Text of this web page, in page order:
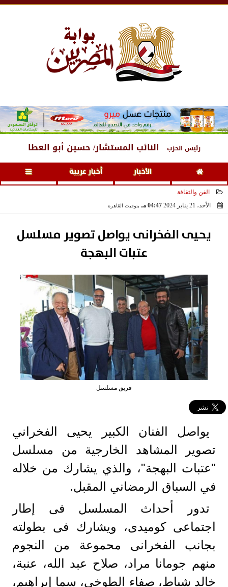
رئيس الحزب النائب المستشار/ حسين أبو العطا
الأخبار أخبار عربية
الفن والثقافة
الأحد، 21 يناير 2024
04:47 مـ بتوقيت القاهرة
يحيى الفخرانى يواصل تصوير مسلسل
عتبات البهجة
فريق مسلسل
يواصل الفنان الكبير يحيى الفخراني
تصوير المشاهد الخارجية من مسلسل
"عتبات البهجة"، والذي يشارك من خلاله
في السباق الرمضاني المقبل.
تدور أحداث المسلسل فى إطار
اجتماعى كوميدى، ويشارك فى بطولته
بجانب الفخرانى محموعة من النجوم
منهم جومانا مراد، صلاح عبد الله، عنبة،
خالد شباط، صفاء الطوخي، سما إبراهيم،